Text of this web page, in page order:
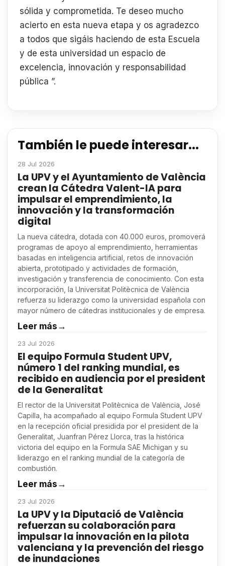
sólida y comprometida. Te deseo mucho
acierto en esta nueva etapa y os agradezco
a todos que sigáis haciendo de esta Escuela
y de esta universidad un espacio de
excelencia, innovación y responsabilidad
pública ”.
También le puede interesar...
28 Jul 2026
La UPV y el Ayuntamiento de València
crean la Cátedra Valent-IA para
impulsar el emprendimiento, la
innovación y la transformación
digital
La nueva cátedra, dotada con 40.000 euros, promoverá
programas de apoyo al emprendimiento, herramientas
basadas en inteligencia artificial, retos de innovación
abierta, prototipado y actividades de formación,
investigación y transferencia de conocimiento. Con esta
incorporación, la Universitat Politècnica de València
refuerza su liderazgo como la universidad española con
mayor número de cátedras institucionales y de empresa.
Leer más→
23 Jul 2026
El equipo Formula Student UPV,
número 1 del ranking mundial, es
recibido en audiencia por el president
de la Generalitat
El rector de la Universitat Politècnica de València, José
Capilla, ha acompañado al equipo Formula Student UPV
en la recepción oficial presidida por el president de la
Generalitat, Juanfran Pérez Llorca, tras la histórica
victoria del equipo en la Formula SAE Michigan y su
liderazgo en el ranking mundial de la categoría de
combustión.
Leer más→
23 Jul 2026
La UPV y la Diputació de València
refuerzan su colaboración para
impulsar la innovación en la pilota
valenciana y la prevención del riesgo
de inundaciones